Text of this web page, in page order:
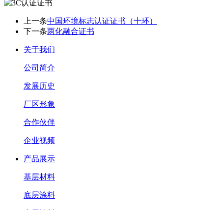
上一条中国环境标志认证证书（十环）
下一条两化融合证书
关于我们
公司简介
发展历史
厂区形象
合作伙伴
企业视频
产品展示
基层材料
底层涂料